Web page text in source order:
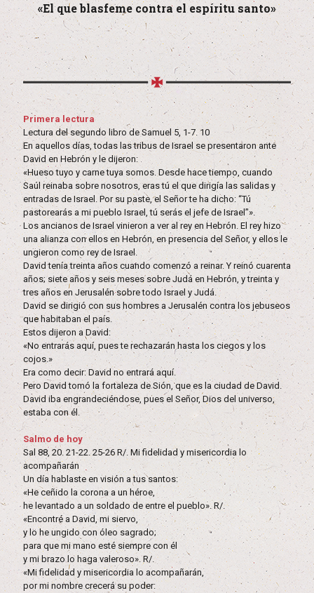
«El que blasfeme contra el espíritu santo»
Primera lectura
Lectura del segundo libro de Samuel 5, 1-7. 10
En aquellos días, todas las tribus de Israel se presentaron ante
David en Hebrón y le dijeron:
«Hueso tuyo y carne tuya somos. Desde hace tiempo, cuando
Saúl reinaba sobre nosotros, eras tú el que dirigía las salidas y
entradas de Israel. Por su paste, el Señor te ha dicho: “Tú
pastorearás a mi pueblo Israel, tú serás el jefe de Israel”».
Los ancianos de Israel vinieron a ver al rey en Hebrón. El rey hizo
una alianza con ellos en Hebrón, en presencia del Señor, y ellos le
ungieron como rey de Israel.
David tenía treinta años cuando comenzó a reinar. Y reinó cuarenta
años; siete años y seis meses sobre Judá en Hebrón, y treinta y
tres años en Jerusalén sobre todo Israel y Judá.
David se dirigió con sus hombres a Jerusalén contra los jebuseos
que habitaban el país.
Estos dijeron a David:
«No entrarás aquí, pues te rechazarán hasta los ciegos y los
cojos.»
Era como decir: David no entrará aquí.
Pero David tomó la fortaleza de Sión, que es la ciudad de David.
David iba engrandeciéndose, pues el Señor, Dios del universo,
estaba con él.
Salmo de hoy
Sal 88, 20. 21-22. 25-26 R/. Mi fidelidad y misericordia lo
acompañarán
Un día hablaste en visión a tus santos:
«He ceñido la corona a un héroe,
he levantado a un soldado de entre el pueblo». R/.
«Encontré a David, mi siervo,
y lo he ungido con óleo sagrado;
para que mi mano esté siempre con él
y mi brazo lo haga valeroso». R/.
«Mi fidelidad y misericordia lo acompañarán,
por mi nombre crecerá su poder: